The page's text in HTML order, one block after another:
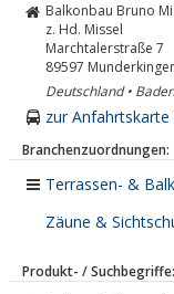
Balkonbau Bruno
z. Hd. Missel
Marchtalerstraße 7
89597
Deutschland •
zur
Branchenzuordnungen:
Terrassen- &
Zäune &
Produkt- / Suchbegriffe: